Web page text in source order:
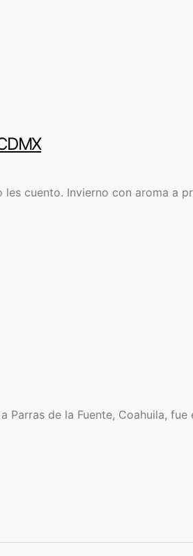
cuento. Invierno con aroma a
de la Fuente, Coahuila,